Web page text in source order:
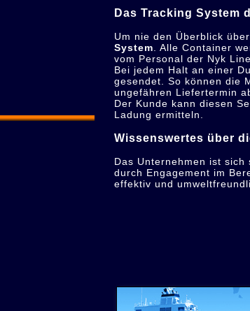
Das Tracking System
Um nie den Überblick
System . Alle Container
vom Personal der Nyk
Bei jedem Halt an einer
gesendet. So können die
ungefähren Liefertermin
Der Kunde kann diesen
Ladung ermitteln.
Wissenswertes über
Das Unternehmen ist
durch Engagement im
effektiv und